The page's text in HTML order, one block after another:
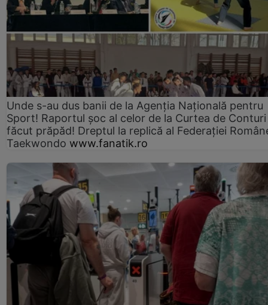
Unde s-au dus banii de la Agenția Națională pentru
Sport! Raportul șoc al celor de la Curtea de Conturi
făcut prăpăd! Dreptul la replică al Federației
Taekwondo www.fanatik.ro